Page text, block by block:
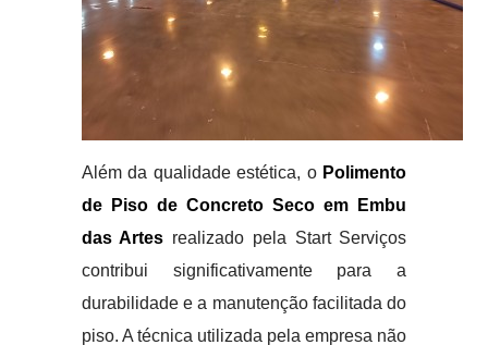
Além da qualidade estética, o Polimento
de Piso de Concreto Seco em Embu
das Artes realizado pela Start Serviços
contribui significativamente para a
durabilidade e a manutenção facilitada do
piso. A técnica utilizada pela empresa não